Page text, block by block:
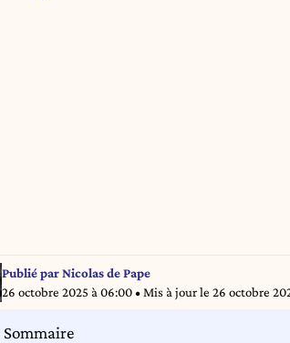
Publié parNicolas de Pape
26 octobre 2025 à 06:00• Mis à jour le 26 octobre
Sommaire